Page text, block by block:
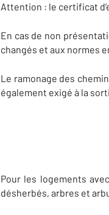
Attention : le certificat
En cas de non
changés et aux normes
Le ramonage des
également exigé à la
Pour les logements
désherbés, arbres et